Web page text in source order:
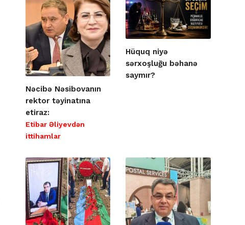
Nəcibə Nəsibovanın
rektor təyinatına
etiraz:
Etibar Əliyevdən
ittihamlar
Hüquq niyə
sərxoşluğu bəhanə
saymır?